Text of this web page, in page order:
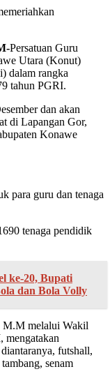
Persatuan Guru
Utara (Konut)
dalam rangka
tahun PGRI.
dan akan
di Lapangan Gor,
Konawe
para guru dan tenaga
tenaga pendidik
ke-20, Bupati
dan Bola Volly
M.M melalui Wakil
futshall,
senam